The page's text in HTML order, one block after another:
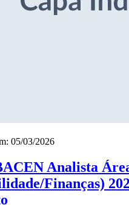
05/03/2026
Analista
Finanças)